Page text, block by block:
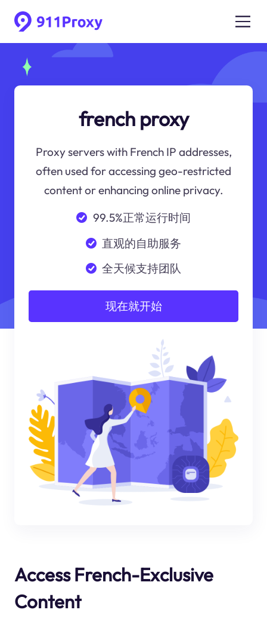
french proxy
Proxy servers with French IP addresses,
often used for accessing geo-restricted
content or enhancing online privacy.
99.5%正常运行时间
直观的自助服务
全天候支持团队
现在就开始
Access French-Exclusive
Content